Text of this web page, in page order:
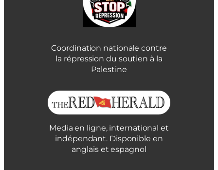
Coordination nationale contre
la répression du soutien à la
Palestine
Media en ligne, international et
indépendant. Disponible en
anglais et espagnol